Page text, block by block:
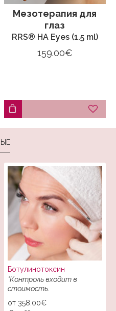
Мезотерапия для
глаз
RRS® HA Eyes (1.5 ml)
159.00€
Ботулинотоксин
*Контроль входит в
стоимость.
от 358.00€